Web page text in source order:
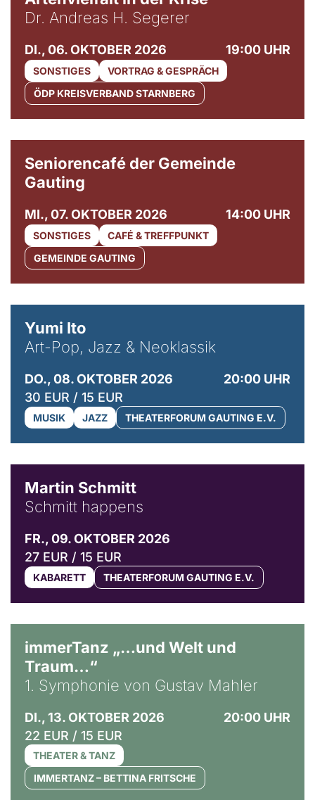
Dr. Andreas H. Segerer
DI., 06. OKTOBER 2026 19:00 UHR
SONSTIGES
VORTRAG & GESPRÄCH
ÖDP KREISVERBAND STARNBERG
Seniorencafé der Gemeinde
Gauting
MI., 07. OKTOBER 2026 14:00 UHR
SONSTIGES
CAFÉ & TREFFPUNKT
GEMEINDE GAUTING
Yumi Ito
Art-Pop, Jazz & Neoklassik
DO., 08. OKTOBER 2026
20:00 UHR
30 EUR / 15 EUR
MUSIK JAZZ THEATERFORUM GAUTING E.V.
Martin Schmitt
Schmitt happens
FR., 09. OKTOBER 2026
27 EUR / 15 EUR
KABARETT THEATERFORUM GAUTING E.V.
immerTanz „…und Welt und
Traum…“
1. Symphonie von Gustav Mahler
DI., 13. OKTOBER 2026
20:00 UHR
22 EUR / 15 EUR
THEATER & TANZ
IMMERTANZ – BETTINA FRITSCHE